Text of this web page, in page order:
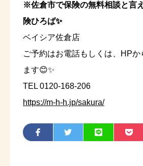
※佐倉市で保険の無料相談と言
険ひろば✨
ベイシア佐倉店
ご予約はお電話もしくは、HPか
ます😊✨
TEL 0120-168-206
https://m-h-h.jp/sakura/